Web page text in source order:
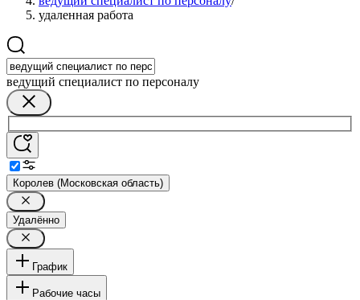
удаленная работа
ведущий специалист по персоналу
Королев (Московская область)
Удалённо
График
Рабочие часы